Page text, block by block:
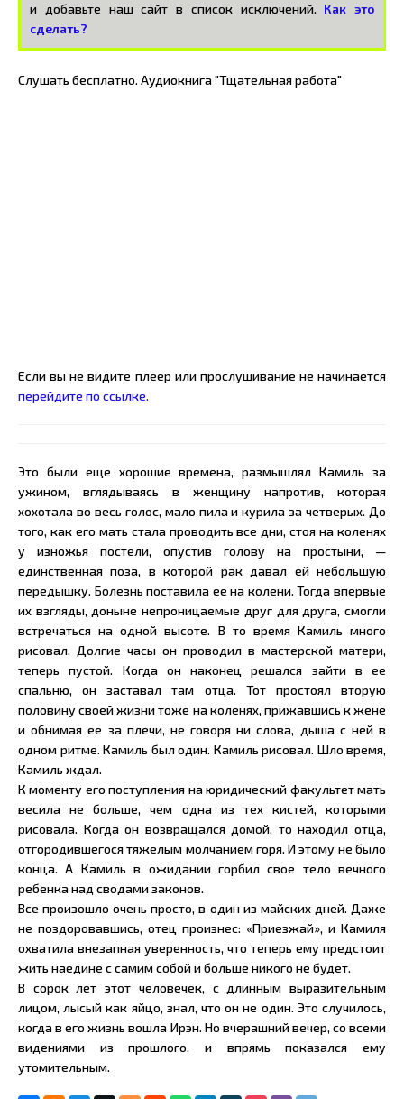
и добавьте наш сайт в список исключений. Как это
сделать?
Слушать бесплатно. Аудиокнига "Тщательная работа"
Если вы не видите плеер или прослушивание не начинается
перейдите по ссылке.
Это были еще хорошие времена, размышлял Камиль за
ужином, вглядываясь в женщину напротив, которая
хохотала во весь голос, мало пила и курила за четверых. До
того, как его мать стала проводить все дни, стоя на коленях
у изножья постели, опустив голову на простыни, —
единственная поза, в которой рак давал ей небольшую
передышку. Болезнь поставила ее на колени. Тогда впервые
их взгляды, доныне непроницаемые друг для друга, смогли
встречаться на одной высоте. В то время Камиль много
рисовал. Долгие часы он проводил в мастерской матери,
теперь пустой. Когда он наконец решался зайти в ее
спальню, он заставал там отца. Тот простоял вторую
половину своей жизни тоже на коленях, прижавшись к жене
и обнимая ее за плечи, не говоря ни слова, дыша с ней в
одном ритме. Камиль был один. Камиль рисовал. Шло время,
Камиль ждал.
К моменту его поступления на юридический факультет мать
весила не больше, чем одна из тех кистей, которыми
рисовала. Когда он возвращался домой, то находил отца,
отгородившегося тяжелым молчанием горя. И этому не было
конца. А Камиль в ожидании горбил свое тело вечного
ребенка над сводами законов.
Все произошло очень просто, в один из майских дней. Даже
не поздоровавшись, отец произнес: «Приезжай», и Камиля
охватила внезапная уверенность, что теперь ему предстоит
жить наедине с самим собой и больше никого не будет.
В сорок лет этот человечек, с длинным выразительным
лицом, лысый как яйцо, знал, что он не один. Это случилось,
когда в его жизнь вошла Ирэн. Но вчерашний вечер, со всеми
видениями из прошлого, и впрямь показался ему
утомительным.